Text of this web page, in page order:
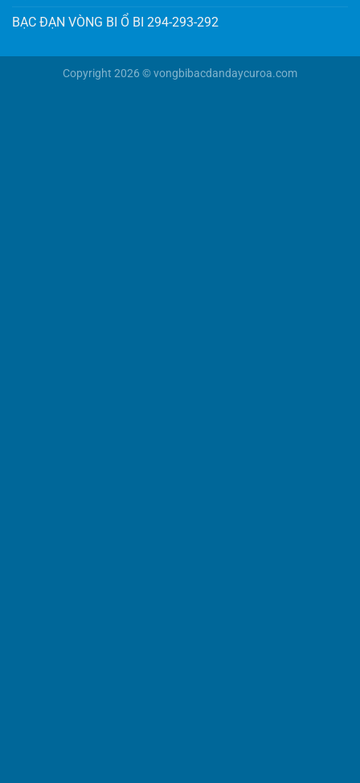
BẠC ĐẠN VÒNG BI Ổ BI 294-293-292
Copyright 2026 © vongbibacdandaycuroa.com